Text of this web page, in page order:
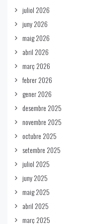
juliol 2026
juny 2026
maig 2026
abril 2026
març 2026
febrer 2026
gener 2026
desembre 2025
novembre 2025
octubre 2025
setembre 2025
juliol 2025
juny 2025
maig 2025
abril 2025
març 2025